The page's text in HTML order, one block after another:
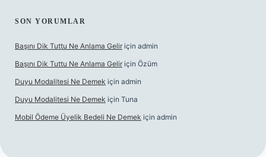
SON YORUMLAR
Başını Dik Tuttu Ne Anlama Gelir için admin
Başını Dik Tuttu Ne Anlama Gelir için Özüm
Duyu Modalitesi Ne Demek için admin
Duyu Modalitesi Ne Demek için Tuna
Mobil Ödeme Üyelik Bedeli Ne Demek için admin